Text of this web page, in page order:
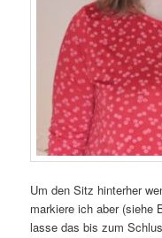
Um den Sitz hinterher
markiere ich aber (siehe
lasse das bis zum